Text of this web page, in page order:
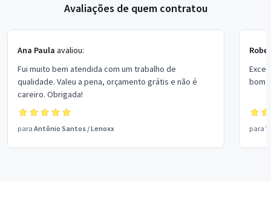
Avaliações de quem contratou
Ana Paula avaliou:
Fui muito bem atendida com um trabalho de
qualidade. Valeu a pena, orçamento grátis e não é
careiro. Obrigada!
para Antônio Santos /Lenoxx
bom
para